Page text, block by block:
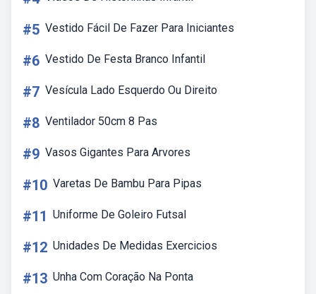
#5 Vestido Fácil De Fazer Para Iniciantes
#6 Vestido De Festa Branco Infantil
#7 Vesícula Lado Esquerdo Ou Direito
#8 Ventilador 50cm 8 Pas
#9 Vasos Gigantes Para Arvores
#10 Varetas De Bambu Para Pipas
#11 Uniforme De Goleiro Futsal
#12 Unidades De Medidas Exercicios
#13 Unha Com Coração Na Ponta